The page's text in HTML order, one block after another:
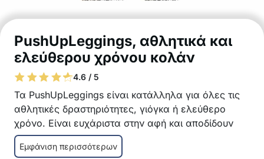
PushUpLeggings, αθλητικά και
ελεύθερου χρόνου κολάν
4.6 / 5
Τα PushUpLeggings είναι κατάλληλα για όλες τις
αθλητικές δραστηριότητες, γιόγκα ή ελεύθερο
χρόνο. Είναι ευχάριστα στην αφή και αποδίδουν
τέλεια σε επαφή με το δέρμα. Το ειδικό υλικό
κρύβει επίσης ατέλειες όπως η κυτταρίτιδα, οπότε
Εμφάνιση περισσότερων